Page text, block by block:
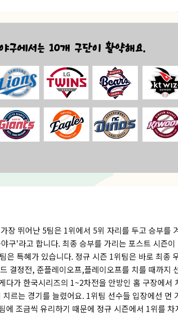
장 뛰어난 5팀은 1위에서 5위 자리를 두고 승부를
구'라고 합니다. 최종 승부를 가리는 포스트 시즌이
특혜가 있습니다. 정규 시즌 1위팀은 바로 최종
결정전, 준플레이오프,플레이오프를 치를 때까지
다가 한국시리즈의 1~2차전을 안방인 홈 구장에서
르는 경기를 늘렸어요. 1위팀 선수들 입장에선 먼
에 조금씩 유리하기 때문에 정규 시즌에서 1위를 차